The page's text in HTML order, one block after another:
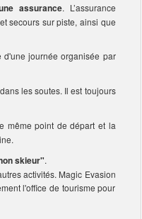
assurance. L’assurance
secours sur piste, ainsi que
journée organisée par
les soutes. Il est toujours
même point de départ et la
skieur".
activités. Magic Evasion
l'office de tourisme pour